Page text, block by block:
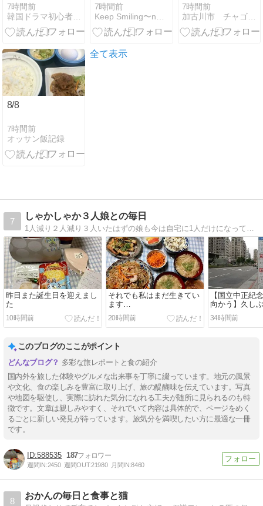
女性が週末に
一気見すべ
き、魂が震え
泣ドラマ」5
選③『18アゲ
イン』
7時間前
韓国ドラマ初心者向けファンタジー＆情報館
るスパークリ
ングと美味し
い料理の店♡
7時間前
んぱんのよう
な、シューク
リームのよう
7時間前
加古川市 チャゴのパン教室
8/8
7時間前
オッサン飯記録
全て表示
7
しゃかしゃか３人娘との毎日
昨日また誕生日を迎えまし
た
10時間前
それでも私はまだ生きてい
ます…
20時間前
【国立中正紀
向かう】久し
人5泊⑨2026/
34時間前
このブログのここがポイント
多彩な旅レポートと食の紹介
国内外を旅した体験やグルメな出来事を丁寧に綴っています。地元の風景
や文化、食の楽しみを豊富に取り上げ、旅の醍醐味を伝えています。写真
や地図を駆使し、実際に訪れた気分になれる工夫が随所に見られるのも特
徴です。文章は親しみやすく、それでいて内容は具体的で、ページをめく
るごとに新しい発見が待っています。旅気分を満喫したい方に最適な一冊
です。
588535 187
週間IN:2450 週間OUT:21980 月間IN:8460
8
おかんの毎日と食事と猫